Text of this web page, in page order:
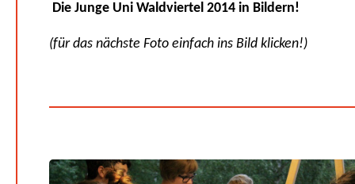
Die Junge Uni Waldviertel 2014 in Bildern!
(für das nächste Foto einfach ins Bild klicken!)